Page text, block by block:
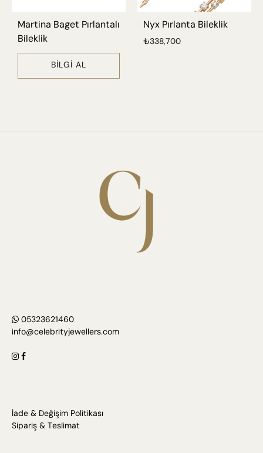
Martina Baget Pırlantalı
Bileklik
BILGI AL
Nyx Pırlanta Bileklik
₺338,700
05323621460
info@celebrityjewellers.com
İade & Değişim Politikası
Sipariş & Teslimat